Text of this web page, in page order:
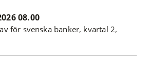
08.00
för svenska banker, kvartal 2,